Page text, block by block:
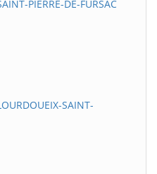
PIERRE-DE-FURSAC
SAINT-